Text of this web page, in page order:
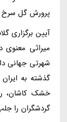
پرورش گل سرخ
آیین برگزاری
میراثی معنوی
شهرتی جهانی
گذشته به
خشک کاشان،
گردشگران را